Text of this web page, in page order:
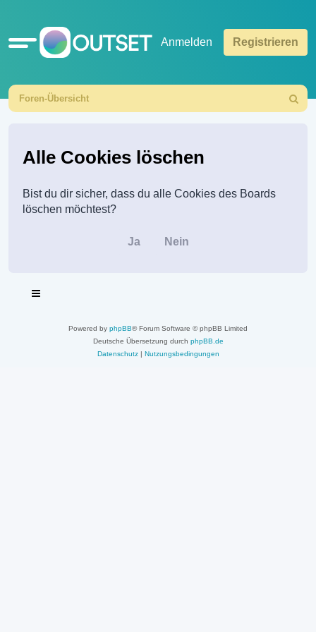
Schnellzugriff Anmelden Registrieren
Foren-Übersicht
Suche
Alle Cookies löschen
Bist du dir sicher, dass du alle Cookies des Boards
löschen möchtest?
Powered by phpBB® Forum Software © phpBB Limited
Deutsche Übersetzung durch phpBB.de
Datenschutz| Nutzungsbedingungen